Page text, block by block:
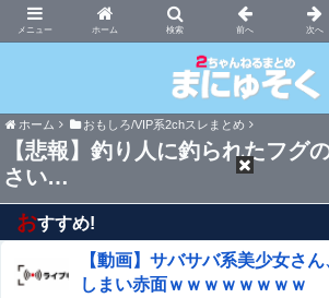
ホーム
まにゅそく 2chまとめニュース
ホーム おもしろ/VIP系2chスレまとめ
【悲報】釣り人に釣られたフグ
さい…
おすすめ!
【動画】サバサバ系美少女さ
しまい赤面ｗｗｗｗｗｗｗｗ